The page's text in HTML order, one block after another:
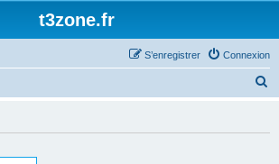
t3zone.fr
Connexion
S’enregistrer